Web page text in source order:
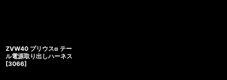
ZVW40 プリウスα テー
ル電源取り出しハーネス
[3066]